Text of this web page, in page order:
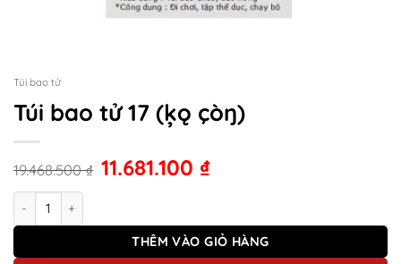
Túi bao tử
Túi bao tử 17 (ķǫ çòŋ)
19.468.500₫ 11.681.100 ₫
Túi bao tử 17 (ķǫ çòŋ) số lượng
THÊM VÀO GIỎ HÀNG